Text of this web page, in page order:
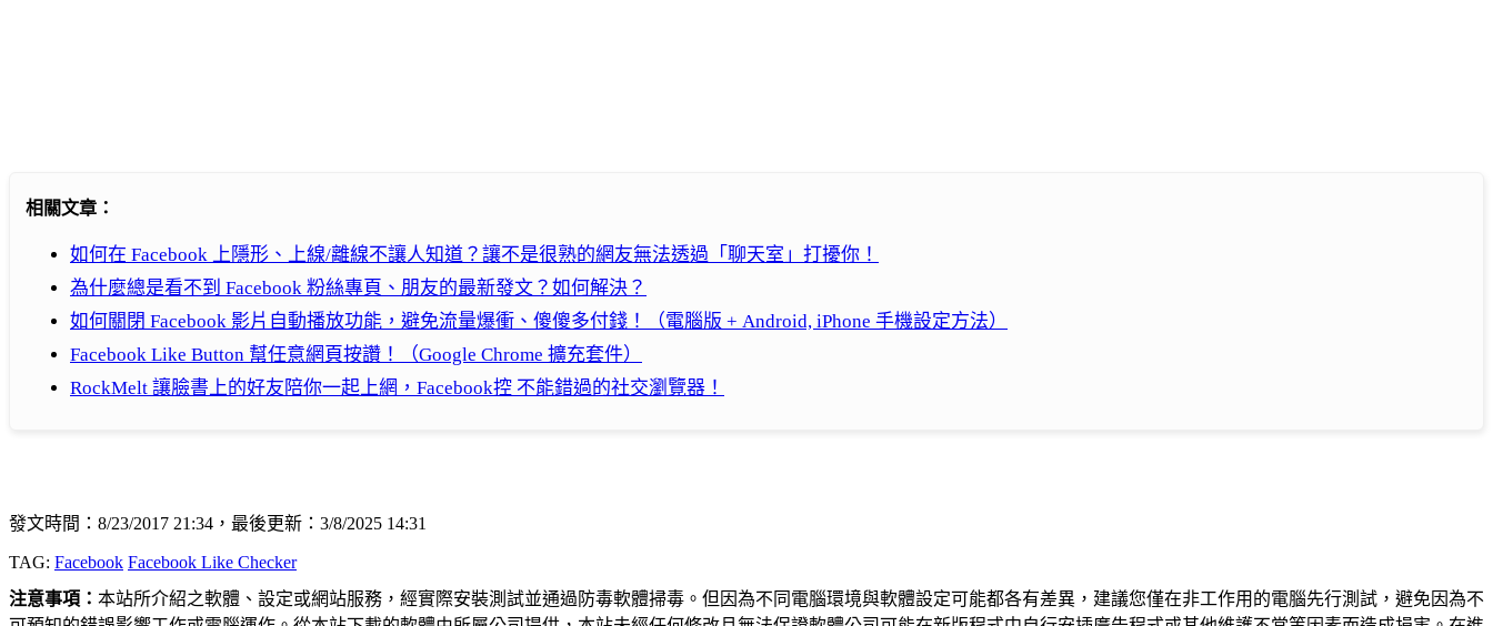
相關文章：
如何在 Facebook 上隱形、上線/離線不讓人知道？讓不是很熟的網友無法透過「聊天室」打擾你！
為什麼總是看不到 Facebook 粉絲專頁、朋友的最新發文？如何解決？
如何關閉 Facebook 影片自動播放功能，避免流量爆衝、傻傻多付錢！（電腦版 + Android, iPhone 手機設定方法）
Facebook Like Button 幫任意網頁按讚！（Google Chrome 擴充套件）
RockMelt 讓臉書上的好友陪你一起上網，Facebook控 不能錯過的社交瀏覽器！
發文時間：8/23/2017 21:34，最後更新：3/8/2025 14:31
TAG: Facebook Facebook Like Checker
注意事項： 本站所介紹之軟體、設定或網站服務，經實際安裝測試並通過防毒軟體掃毒。但因為不同電腦環境與軟體設定可能都各有差異，建議您僅在非工作用的電腦先行測試，避免因為不